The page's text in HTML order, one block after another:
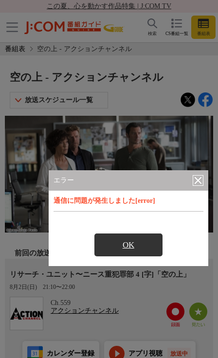
この夏、心を動かす作品特集 | J:COM TV
CS番組一覧 番組表
検索
番組表 空の上 - アクションチャンネル
エラー
通信に問題が発生しました[error]
OK
空の上 - アクションチャンネル
放送スケジュール一覧
前回の放送
リサーチ・ユニット〜ニース重犯罪部 4 [字]「空の上」
8月2日(日) 21:10〜22:00
Ch.559
アクションチャンネル
カレンダー登録 アプリ視聴 放送中